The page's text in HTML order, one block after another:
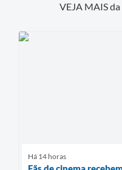
VEJA MAIS
Há 14 horas